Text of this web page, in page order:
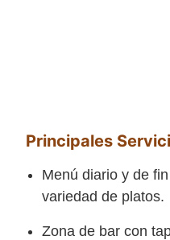
Principales
Menú diario y de
variedad de platos.
Zona de bar con